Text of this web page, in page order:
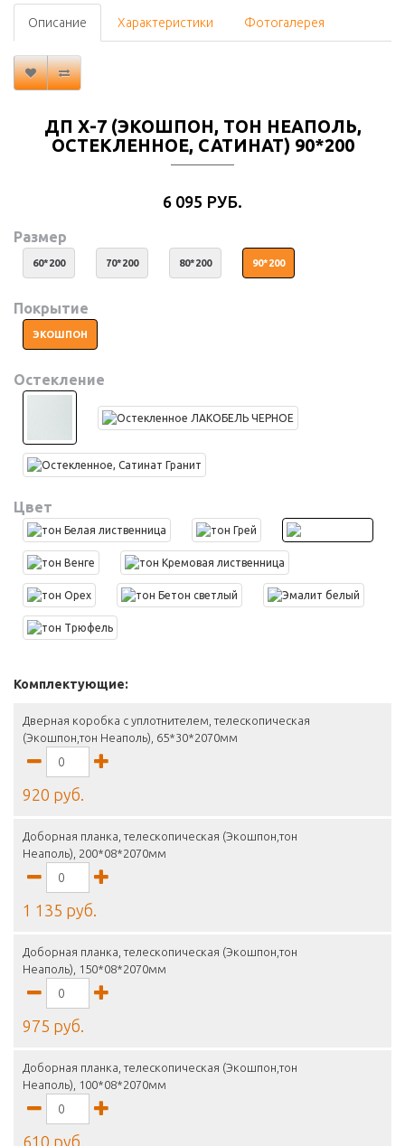
Описание Характеристики Фотогалерея
ДП Х-7 (ЭКОШПОН, ТОН НЕАПОЛЬ,
ОСТЕКЛЕННОЕ, САТИНАТ) 90*200
6 095 РУБ.
Размер
60*200 70*200 80*200 90*200
Покрытие
ЭКОШПОН
Остекление
Цвет
Комплектующие:
Дверная коробка с уплотнителем, телескопическая
(Экошпон,тон Неаполь), 65*30*2070мм
920 руб.
Доборная планка, телескопическая (Экошпон,тон
Неаполь), 200*08*2070мм
1 135 руб.
Доборная планка, телескопическая (Экошпон,тон
Неаполь), 150*08*2070мм
975 руб.
Доборная планка, телескопическая (Экошпон,тон
Неаполь), 100*08*2070мм
610 руб.